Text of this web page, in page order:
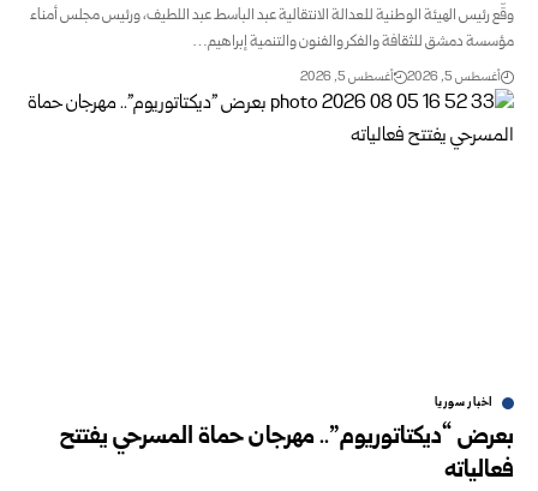
وقّع رئيس الهيئة الوطنية للعدالة الانتقالية عبد الباسط عبد اللطيف، ورئيس مجلس أمناء
مؤسسة ‏دمشق للثقافة والفكر والفنون والتنمية إبراهيم…
أغسطس 5, 2026 أغسطس 5, 2026
اخبار سوريا
بعرض “ديكتاتوريوم”.. مهرجان حماة المسرحي يفتتح
فعالياته